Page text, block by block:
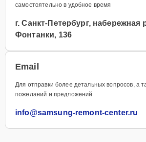
самостоятельно в удобное время
г. Санкт-Петербург, набережная
Фонтанки, 136
Email
Для отправки более детальных вопросов, а
пожеланий и предложений
info@samsung-remont-center.ru